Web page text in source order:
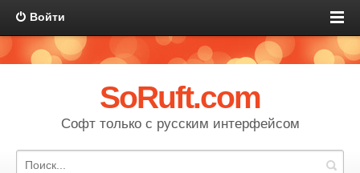
Войти
SoRuft.com
Софт только с русским интерфейсом